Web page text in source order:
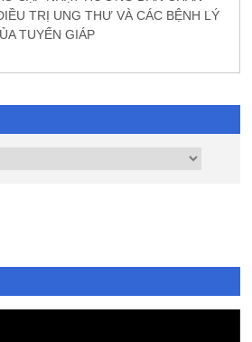
TRỊ UNG THƯ VÀ CÁC BỆNH LÝ
TUYẾN GIÁP